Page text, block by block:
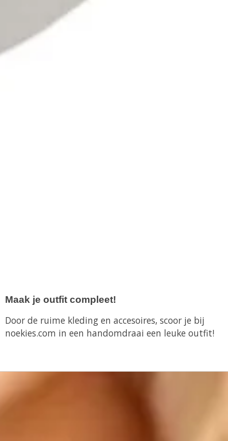
Maak je outfit compleet!
Door de ruime kleding en accesoires, scoor je bij
noekies.com in een handomdraai een leuke outfit!